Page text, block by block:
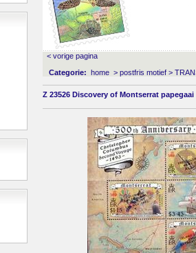
< vorige pagina
Categorie: home > postfris motief >
Z 23526 Discovery of Montserrat papegaai